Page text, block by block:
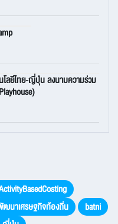
ลยีไทย-ญี่ปุ่น ลงนามความร่วม
นาเศรษฐกิจท้องถิ่น
batni